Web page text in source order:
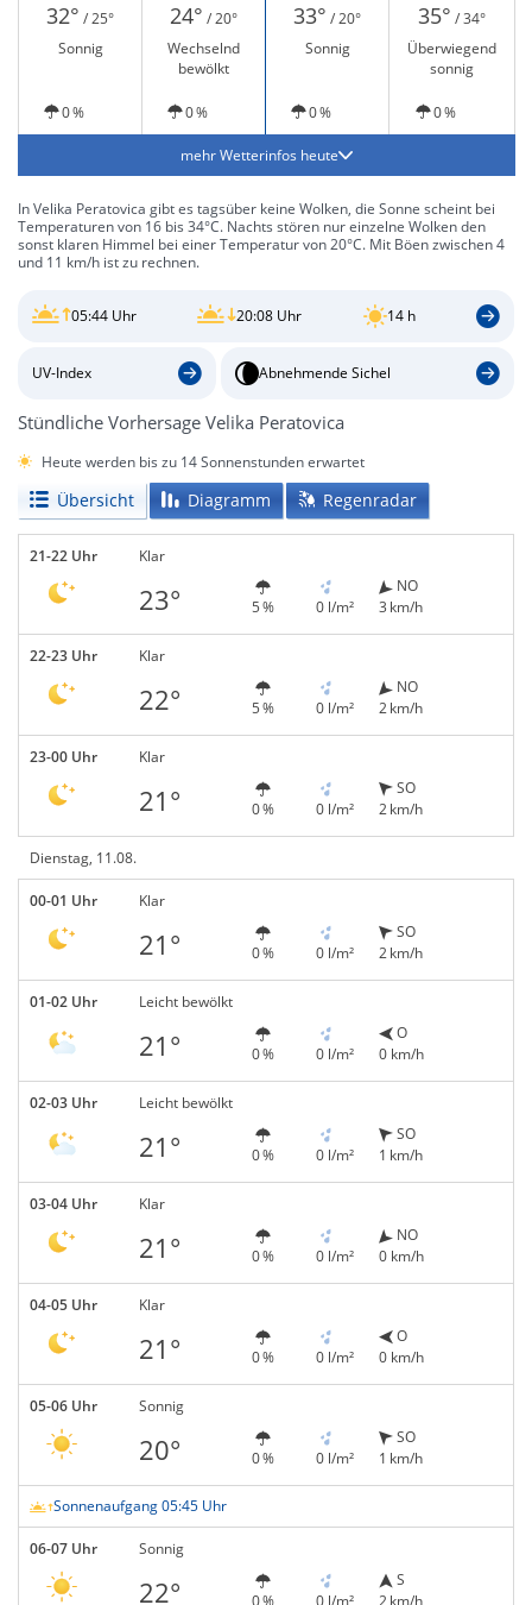
32° / 25° 24° / 20° 33° / 20° 35° / 34°
Sonnig
Wechselnd
bewölkt
Sonnig
Überwiegend
sonnig
0 % 0 % 0 % 0 %
mehr Wetterinfos heute
In Velika Peratovica gibt es tagsüber keine Wolken, die Sonne scheint bei
Temperaturen von 16 bis 34°C. Nachts stören nur einzelne Wolken den
sonst klaren Himmel bei einer Temperatur von 20°C. Mit Böen zwischen 4
und 11 km/h ist zu rechnen.
05:44 Uhr 20:08 Uhr 14 h
UV-Index Abnehmende Sichel
Stündliche Vorhersage Velika Peratovica
Heute werden bis zu 14 Sonnenstunden erwartet
Übersicht Diagramm Regenradar
21-22 Uhr Klar
23° 5 % 0 l/m²
NO
3 km/h
22-23 Uhr Klar
22° 5 % 0 l/m²
NO
2 km/h
23-00 Uhr Klar
21° 0 % 0 l/m²
SO
2 km/h
Dienstag, 11.08.
00-01 Uhr Klar
21° 0 % 0 l/m²
SO
2 km/h
01-02 Uhr Leicht bewölkt
21° 0 % 0 l/m²
O
0 km/h
02-03 Uhr Leicht bewölkt
21° 0 % 0 l/m²
SO
1 km/h
03-04 Uhr Klar
21° 0 % 0 l/m²
NO
0 km/h
04-05 Uhr Klar
21° 0 % 0 l/m²
O
0 km/h
05-06 Uhr Sonnig
20° 0 % 0 l/m²
SO
1 km/h
Sonnenaufgang 05:45 Uhr
06-07 Uhr Sonnig
22° 0 % 0 l/m²
S
2 km/h